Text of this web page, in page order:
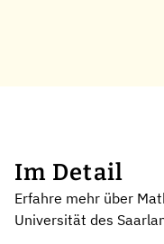
Im Detail
Erfahre mehr über
Universität des